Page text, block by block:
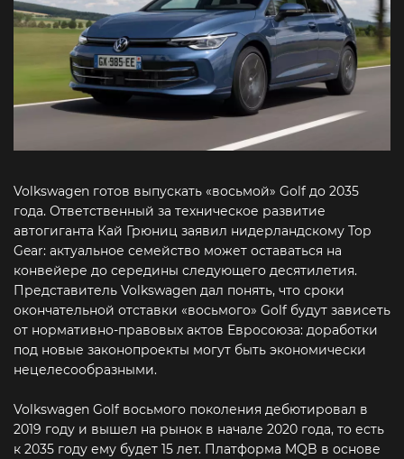
Volkswagen готов выпускать «восьмой» Golf до 2035
года. Ответственный за техническое развитие
автогиганта Кай Грюниц заявил нидерландскому Top
Gear: актуальное семейство может оставаться на
конвейере до середины следующего десятилетия.
Представитель Volkswagen дал понять, что сроки
окончательной отставки «восьмого» Golf будут зависеть
от нормативно-правовых актов Евросоюза: доработки
под новые законопроекты могут быть экономически
нецелесообразными.
Volkswagen Golf восьмого поколения дебютировал в
2019 году и вышел на рынок в начале 2020 года, то есть
к 2035 году ему будет 15 лет. Платформа MQB в основе